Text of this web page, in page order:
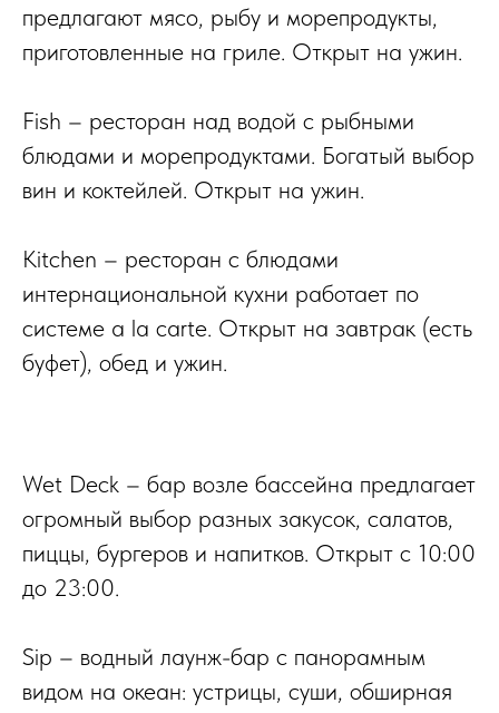
предлагают мясо, рыбу и морепродукты,
приготовленные на гриле. Открыт на ужин.
Fish – ресторан над водой с рыбными
блюдами и морепродуктами. Богатый выбор
вин и коктейлей. Открыт на ужин.
Kitchen – ресторан с блюдами
интернациональной кухни работает по
системе a la carte. Открыт на завтрак (есть
буфет), обед и ужин.
Wet Deck – бар возле бассейна предлагает
огромный выбор разных закусок, салатов,
пиццы, бургеров и напитков. Открыт с 10:00
до 23:00.
Sip – водный лаунж-бар с панорамным
видом на океан: устрицы, суши, обширная